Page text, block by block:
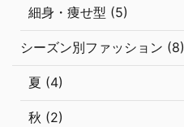
細身・痩せ型 (5)
シーズン別ファッション (8)
夏 (4)
秋 (2)